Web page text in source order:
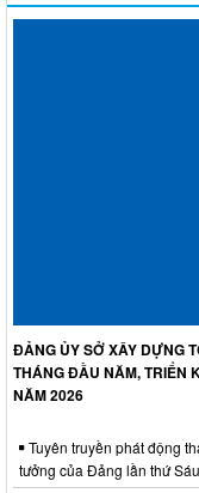
ĐẢNG ỦY SỞ XÂY DỰNG
THÁNG ĐẦU NĂM, TRIỂN
NĂM 2026
Tuyên truyền phát động
tưởng của Đảng lần thứ